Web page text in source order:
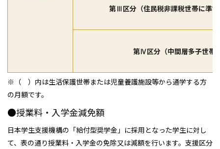
第Ⅲ区分（住民税非課税世帯に準
第Ⅳ区分（中間層多子世帯
※（ ）内は生活保護世帯または児童養護施設等から通学する方
の月額です。
●授業料・入学金減免額
日本学生支援機構の「給付型奨学金」に採用となった学生に対し
て、表の通り授業料・入学金の免除又は減額を行います。支援区分